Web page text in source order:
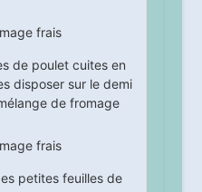
de poulet cuites en
disposer sur le demi
de fromage
petites feuilles de